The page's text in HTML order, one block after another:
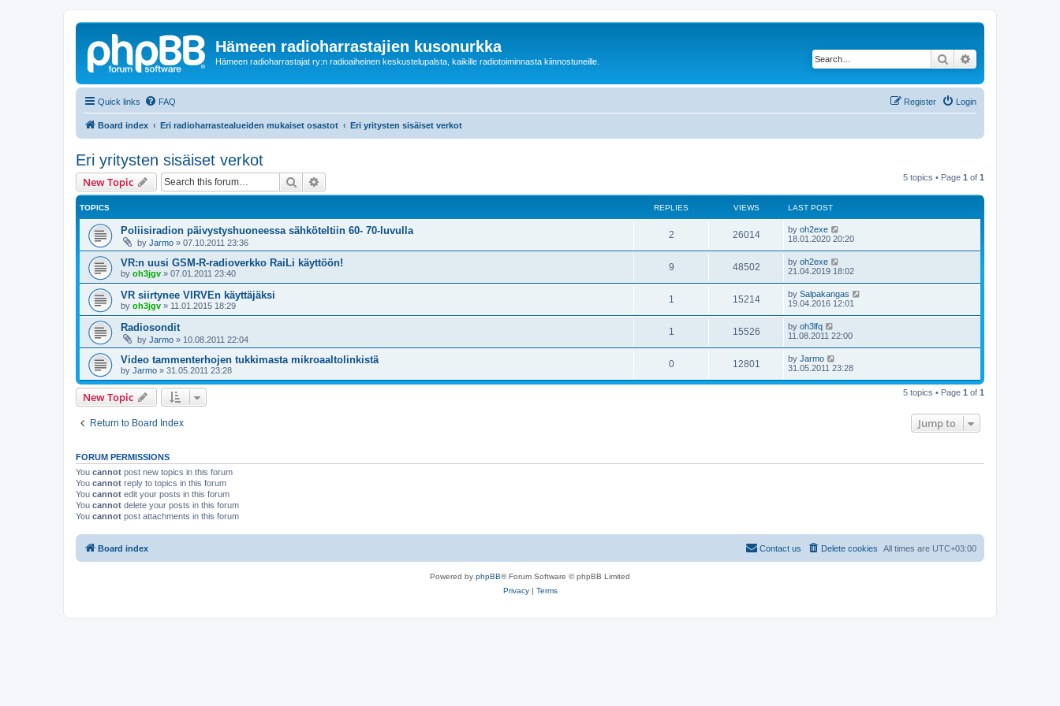
Hämeen radioharrastajien kusonurkka
Hämeen radioharrastajat ry:n radioaiheinen keskustelupalsta, kaikille radiotoiminnasta kiinnostuneille. Search
Quick links FAQ Login
Register
Board index Eri radioharrastealueiden mukaiset osastot Eri yritysten sisäiset verkot
Eri yritysten sisäiset verkot
New Topic Search 5 topics • Page 1 of 1
TOPICS REPLIES VIEWS LAST POST
Poliisiradion päivystyshuoneessa sähköteltiin 60- 70-luvulla
by Jarmo » 07.10.2011 23:36
2 26014 by oh2exe
18.01.2020 20:20
VR:n uusi GSM-R-radioverkko RaiLi käyttöön!
by oh3jgv » 07.01.2011 23:40
9 48502 by oh2exe
21.04.2019 18:02
VR siirtynee VIRVEn käyttäjäksi
by oh3jgv » 11.01.2015 18:29
1 15214 by Salpakangas
19.04.2016 12:01
Radiosondit
by Jarmo » 10.08.2011 22:04
1 15526 by oh3lfq
11.08.2011 22:00
Video tammenterhojen tukkimasta mikroaaltolinkistä
by Jarmo » 31.05.2011 23:28
0 12801 by Jarmo
31.05.2011 23:28
New Topic 5 topics • Page 1 of 1
Return to Board Index Jump to
FORUM PERMISSIONS
You cannot post new topics in this forum
You cannot reply to topics in this forum
You cannot edit your posts in this forum
You cannot delete your posts in this forum
You cannot post attachments in this forum
Board index All times are UTC+03:00
Delete cookies
Contact us
Powered by phpBB® Forum Software © phpBB Limited
Privacy| Terms